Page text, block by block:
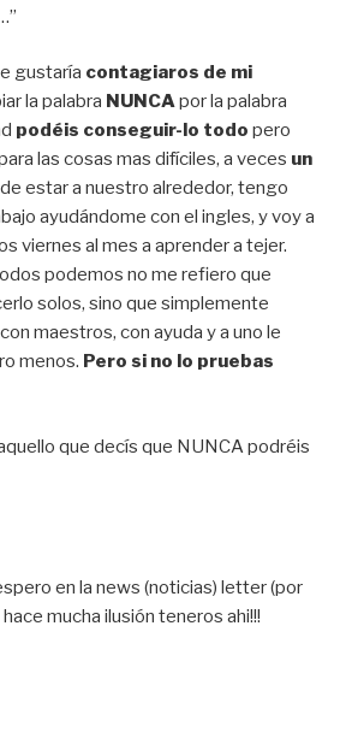
gustaría contagiaros de mi
la palabra NUNCApor la palabra
podéis conseguir-lo todo pero
las cosas mas difíciles, a veces un
estar a nuestro alrededor, tengo
ayudándome con el ingles, y voy a
viernes al mes a aprender a tejer.
podemos no me refiero que
solos, sino que simplemente
maestros, con ayuda y a uno le
menos. Pero si no lo pruebas
que decís que NUNCA podréis
en la news (noticias) letter (por
mucha ilusión teneros ahi!!!